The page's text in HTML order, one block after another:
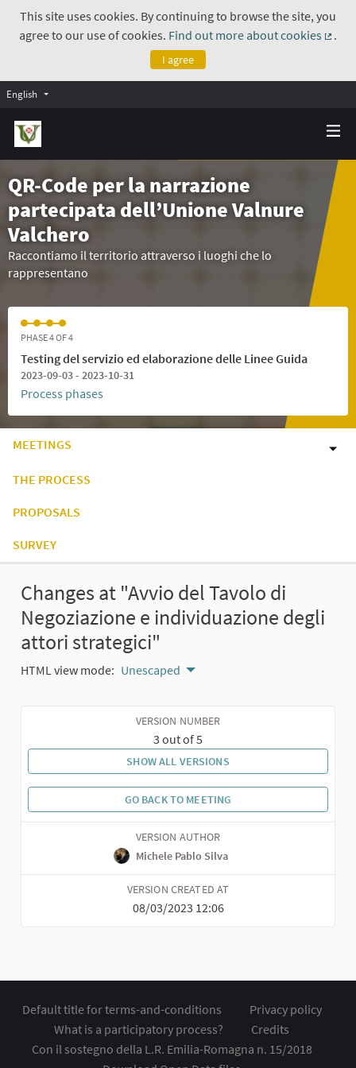
This site uses cookies. By continuing to browse the site, you
agree to our use of cookies. Find out more about cookies
.
I agree
English
QR-Code per la narrazione
partecipata dell’Unione Valnure
Valchero
Raccontiamo il territorio attraverso i luoghi che lo
rappresentano
PHASE 4 OF 4
Testing del servizio ed elaborazione delle Linee Guida
2023-09-03 - 2023-10-31
Process phases
MEETINGS
THE PROCESS
PROPOSALS
SURVEY
Changes at "Avvio del Tavolo di
Negoziazione e individuazione degli
attori strategici"
HTML view mode: Unescaped
VERSION NUMBER
3 out of 5
SHOW ALL VERSIONS
GO BACK TO MEETING
VERSION AUTHOR
Michele Pablo Silva
VERSION CREATED AT
08/03/2023 12:06
Default title for terms-and-conditions
Privacy policy
What is a participatory process?
Credits
Con il sostegno della L.R. Emilia-Romagna n. 15/2018